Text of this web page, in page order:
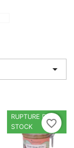

RUPTURE DE
STOCK
favorite_border